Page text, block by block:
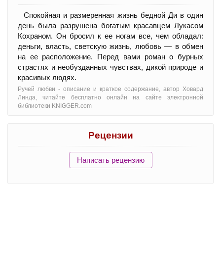
Спокойная и размеренная жизнь бедной Ди в один
день была разрушена богатым красавцем Лукасом
Кохраном. Он бросил к ее ногам все, чем обладал:
деньги, власть, светскую жизнь, любовь — в обмен
на ее расположение. Перед вами роман о бурных
страстях и необузданных чувствах, дикой природе и
красивых людях.
Ручей любви - oписание и краткое содержание, автор Ховард
Линда, читайте бесплатно онлайн на сайте электронной
библиотеки KNIGGER.com
Рецензии
Написать рецензию